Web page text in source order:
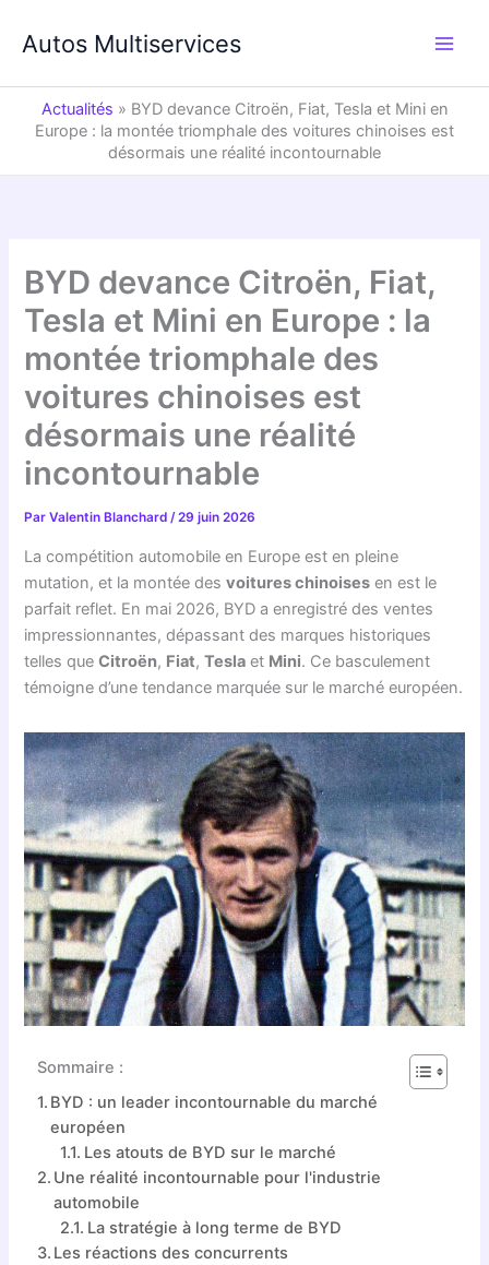
Autos Multiservices
Actualités » BYD devance Citroën, Fiat, Tesla et Mini en
Europe : la montée triomphale des voitures chinoises est
désormais une réalité incontournable
BYD devance Citroën, Fiat,
Tesla et Mini en Europe : la
montée triomphale des
voitures chinoises est
désormais une réalité
incontournable
ParValentin Blanchard/29 juin 2026
La compétition automobile en Europe est en pleine
mutation, et la montée desvoitures chinoises en est le
parfait reflet. En mai 2026, BYD a enregistré des ventes
impressionnantes, dépassant des marques historiques
telles queCitroën, Fiat,Tesla et Mini. Ce basculement
témoigne d’une tendance marquée sur le marché européen.
Sommaire :
BYD : un leader incontournable du marché
européen
Les atouts de BYD sur le marché
Une réalité incontournable pour l'industrie
automobile
La stratégie à long terme de BYD
Les réactions des concurrents